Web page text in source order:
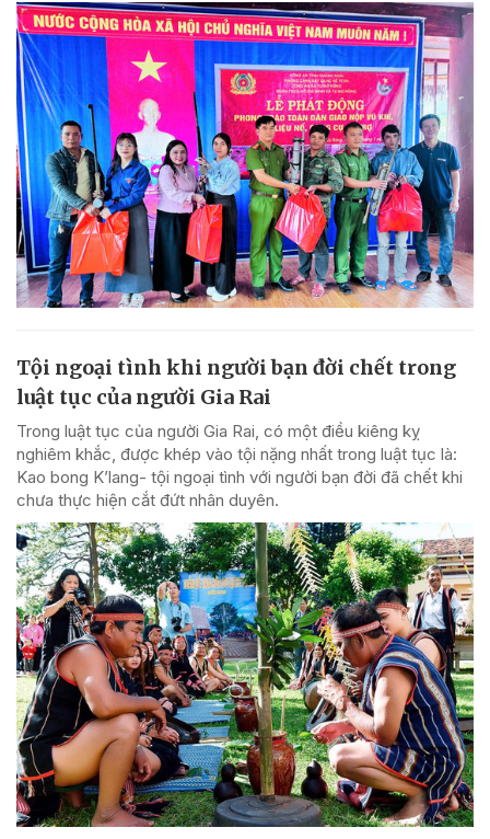
Tội ngoại tình khi người bạn đời chết trong
luật tục của người Gia Rai
Trong luật tục của người Gia Rai, có một điều kiêng kỵ
nghiêm khắc, được khép vào tội nặng nhất trong luật tục là:
Kao bong K’lang- tội ngoại tình với người bạn đời đã chết khi
chưa thực hiện cắt đứt nhân duyên.